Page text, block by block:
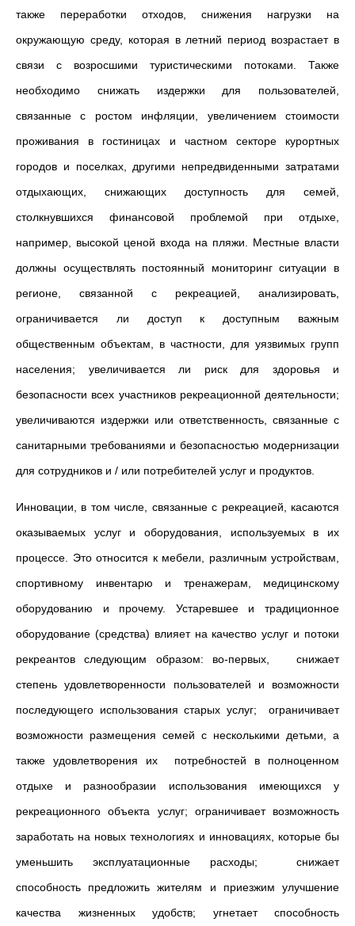
также переработки отходов, снижения нагрузки на
окружающую среду, которая в летний период возрастает в
связи с возросшими туристическими потоками. Также
необходимо снижать издержки для пользователей,
связанные с ростом инфляции, увеличением стоимости
проживания в гостиницах и частном секторе курортных
городов и поселках, другими непредвиденными затратами
отдыхающих, снижающих доступность для семей,
столкнувшихся финансовой проблемой при отдыхе,
например, высокой ценой входа на пляжи. Местные власти
должны осуществлять постоянный мониторинг ситуации в
регионе, связанной с рекреацией, анализировать,
ограничивается ли доступ к доступным важным
общественным объектам, в частности, для уязвимых групп
населения; увеличивается ли риск для здоровья и
безопасности всех участников рекреационной деятельности;
увеличиваются издержки или ответственность, связанные с
санитарными требованиями и безопасностью модернизации
для сотрудников и / или потребителей услуг и продуктов.
Инновации, в том числе, связанные с рекреацией, касаются
оказываемых услуг и оборудования, используемых в их
процессе. Это относится к мебели, различным устройствам,
спортивному инвентарю и тренажерам, медицинскому
оборудованию и прочему. Устаревшее и традиционное
оборудование (средства) влияет на качество услуг и потоки
рекреантов следующим образом: во-первых, снижает
степень удовлетворенности пользователей и возможности
последующего использования старых услуг; ограничивает
возможности размещения семей с несколькими детьми, а
также удовлетворения их потребностей в полноценном
отдыхе и разнообразии использования имеющихся у
рекреационного объекта услуг; ограничивает возможность
заработать на новых технологиях и инновациях, которые бы
уменьшить эксплуатационные расходы; снижает
способность предложить жителям и приезжим улучшение
качества жизненных удобств; угнетает способность